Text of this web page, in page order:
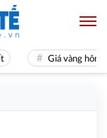
Giá vàng hôm